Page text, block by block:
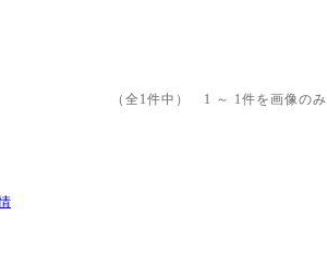
（全1件中） 1 ～ 1件を画像